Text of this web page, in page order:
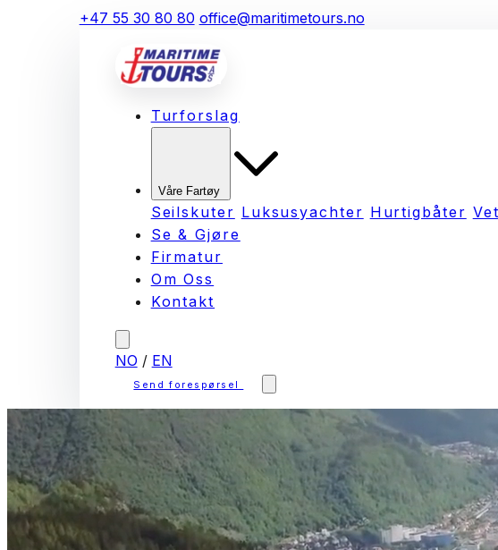
+47 55 30 80 80 office@maritimetours.no
Turforslag
Våre Fartøy
Seilskuter Luksusyachter Hurtigbåter
Se & Gjøre
Firmatur
Om Oss
Kontakt
NO / EN
Send forespørsel